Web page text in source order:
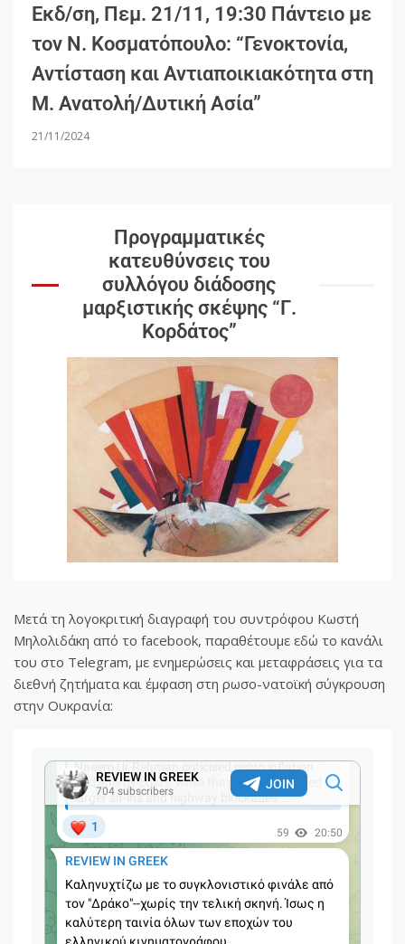
Εκδ/ση, Πεμ. 21/11, 19:30 Πάντειο με
τον Ν. Κοσματόπουλο: “Γενοκτονία,
Αντίσταση και Αντιαποικιακότητα στη
Μ. Ανατολή/Δυτική Ασία”
21/11/2024
Προγραμματικές
κατευθύνσεις του
συλλόγου διάδοσης
μαρξιστικής σκέψης “Γ.
Κορδάτος”
Μετά τη λογοκριτική διαγραφή του συντρόφου Κωστή
Μηλολιδάκη από το facebook, παραθέτουμε εδώ το κανάλι
του στο Telegram, με ενημερώσεις και μεταφράσεις για τα
διεθνή ζητήματα και έμφαση στη ρωσο-νατοϊκή σύγκρουση
στην Ουκρανία: